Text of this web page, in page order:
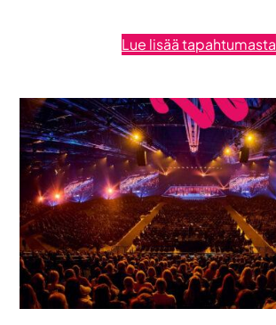
Lue lisää tapahtumasta